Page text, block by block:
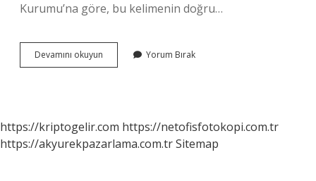
Kurumu’na göre, bu kelimenin doğru…
Devamını okuyun Gelisiguzel
Kelimesi
Yorum Bırak
https://kriptogelir.com https://netofisfotokopi.com.tr
https://akyurekpazarlama.com.trSitemap